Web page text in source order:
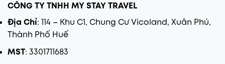
CÔNG TY TNHH MY STAY TRAVEL
Địa Chỉ: 114 – Khu C1, Chung Cư Vicoland, Xuân Phú,
Thành Phố Huế
MST: 3301711683